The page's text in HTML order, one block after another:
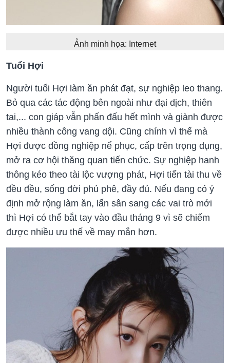
Ảnh minh họa: Internet
Tuổi Hợi
Người tuổi Hợi làm ăn phát đạt, sự nghiệp leo thang.
Bỏ qua các tác động bên ngoài như đại dịch, thiên
tai,... con giáp vẫn phấn đấu hết mình và giành được
nhiều thành công vang dội. Cũng chính vì thế mà
Hợi được đồng nghiệp nể phục, cấp trên trọng dụng,
mở ra cơ hội thăng quan tiến chức. Sự nghiệp hanh
thông kéo theo tài lộc vượng phát, Hợi tiến tài thu về
đều đều, sống đời phủ phê, đầy đủ. Nếu đang có ý
định mở rộng làm ăn, lấn sân sang các vai trò mới
thì Hợi có thể bắt tay vào đầu tháng 9 vì sẽ chiếm
được nhiều ưu thế về may mắn hơn.